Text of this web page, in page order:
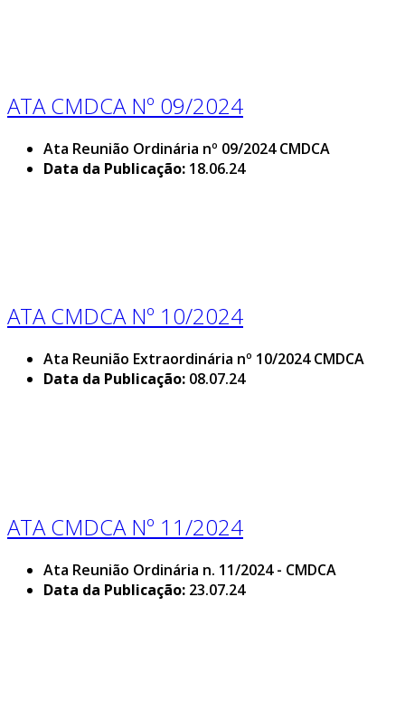
ATA CMDCA Nº 09/2024
Ata Reunião Ordinária nº 09/2024 CMDCA
Data da Publicação: 18.06.24
ATA CMDCA Nº 10/2024
Ata Reunião Extraordinária nº 10/2024 CMDCA
Data da Publicação: 08.07.24
ATA CMDCA Nº 11/2024
Ata Reunião Ordinária n. 11/2024 - CMDCA
Data da Publicação: 23.07.24